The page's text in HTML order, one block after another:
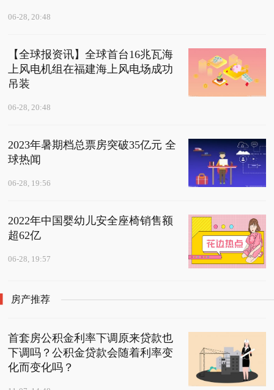
06-28, 20:48
【全球报资讯】全球首台16兆瓦海
上风电机组在福建海上风电场成功
吊装
06-28, 20:48
2023年暑期档总票房突破35亿元 全
球热闻
06-28, 19:56
2022年中国婴幼儿安全座椅销售额
超62亿
06-28, 19:57
房产推荐
首套房公积金利率下调原来贷款也
下调吗？公积金贷款会随着利率变
化而变化吗？